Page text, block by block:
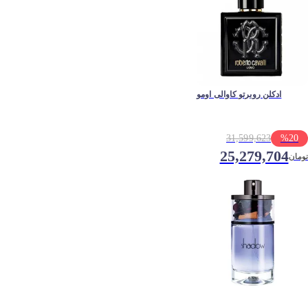
ادکلن روبرتو کاوالی اومو
31,599,623 %20
25,279,704تومان